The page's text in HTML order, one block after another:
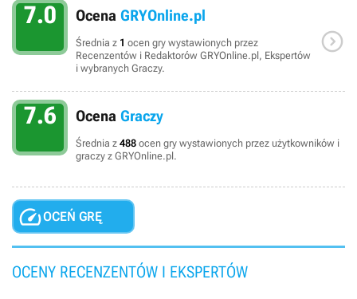
7.0 Ocena GRYOnline.pl
Średnia z 1 ocen gry wystawionych przez
Recenzentów i Redaktorów GRYOnline.pl, Ekspertów
i wybranych Graczy.

7.6 Ocena Graczy
Średnia z 488 ocen gry wystawionych przez użytkowników i
graczy z GRYOnline.pl.
OCEŃ GRĘ
OCENY RECENZENTÓW I EKSPERTÓW